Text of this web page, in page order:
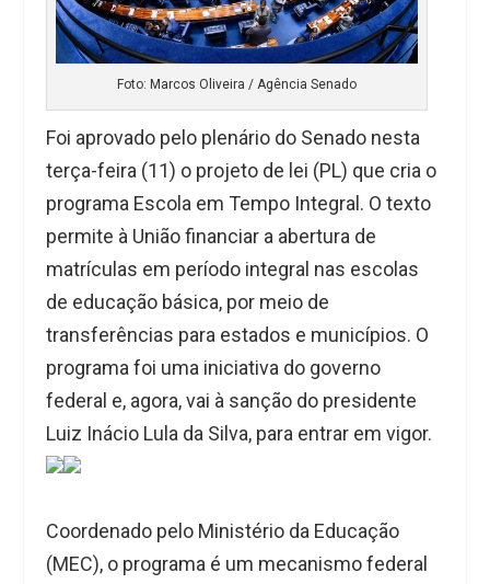
Foto: Marcos Oliveira / Agência Senado
Foi aprovado pelo plenário do Senado nesta
terça-feira (11) o projeto de lei (PL) que cria o
programa Escola em Tempo Integral. O texto
permite à União financiar a abertura de
matrículas em período integral nas escolas
de educação básica, por meio de
transferências para estados e municípios. O
programa foi uma iniciativa do governo
federal e, agora, vai à sanção do presidente
Luiz Inácio Lula da Silva, para entrar em vigor.
Coordenado pelo Ministério da Educação
(MEC), o programa é um mecanismo federal